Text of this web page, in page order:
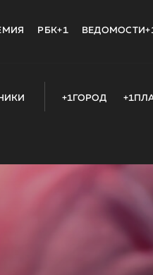
РБК+1
+1ГОРОД